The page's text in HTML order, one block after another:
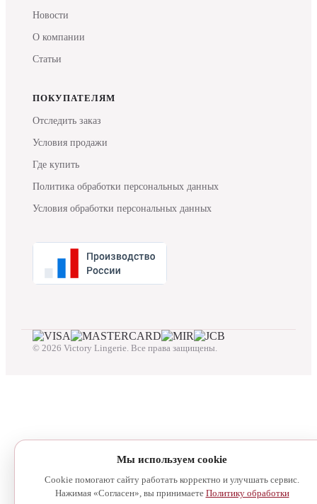
Новости
О компании
Статьи
ПОКУПАТЕЛЯМ
Отследить заказ
Условия продажи
Где купить
Политика обработки персональных данных
Условия обработки персональных данных
© 2026 Victory Lingerie. Все права защищены.
Мы используем cookie
Cookie помогают сайту работать корректно и улучшать сервис.
Нажимая «Согласен», вы принимаете Политику обработки